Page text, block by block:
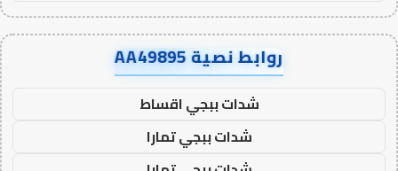
روابط نصية AA49895
شدات ببجي اقساط
شدات ببجي تمارا